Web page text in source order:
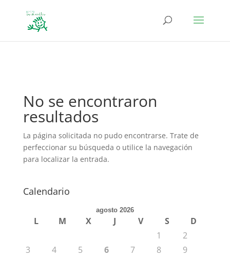
No se encontraron
resultados
La página solicitada no pudo encontrarse. Trate de
perfeccionar su búsqueda o utilice la navegación
para localizar la entrada.
Calendario
agosto 2026
L M X J V S
D
1
2
3
4 5 6 7 8
9